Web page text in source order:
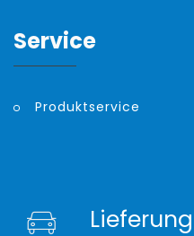
Service
Produktservice
Lieferung